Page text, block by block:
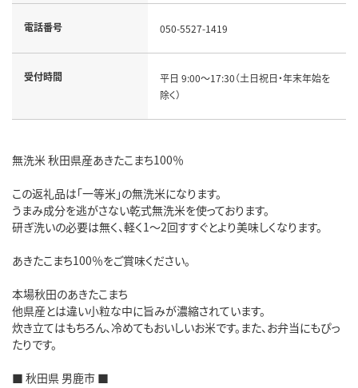
電話番号 050-5527-1419
受付時間
平日 9:00～17:30（土日祝日・年末年始を
除く）
無洗米 秋田県産あきたこまち100％
この返礼品は「一等米」の無洗米になります。
うまみ成分を逃がさない乾式無洗米を使っております。
研ぎ洗いの必要は無く、軽く1～2回すすぐとより美味しくなります。
あきたこまち100％をご賞味ください。
本場秋田のあきたこまち
他県産とは違い小粒な中に旨みが濃縮されています。
炊き立てはもちろん、冷めてもおいしいお米です。また、お弁当にもぴっ
たりです。
■ 秋田県 男鹿市 ■